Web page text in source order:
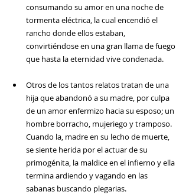
consumando su amor en una noche de
tormenta eléctrica, la cual encendió el
rancho donde ellos estaban,
convirtiéndose en una gran llama de fuego
que hasta la eternidad vive condenada.
Otros de los tantos relatos tratan de una
hija que abandonó a su madre, por culpa
de un amor enfermizo hacia su esposo; un
hombre borracho, mujeriego y tramposo.
Cuando la, madre en su lecho de muerte,
se siente herida por el actuar de su
primogénita, la maldice en el infierno y ella
termina ardiendo y vagando en las
sabanas buscando plegarias.